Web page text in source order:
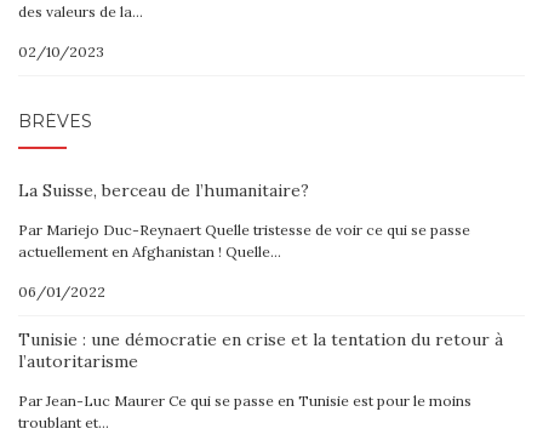
des valeurs de la…
02/10/2023
BRÈVES
La Suisse, berceau de l’humanitaire?
Par Mariejo Duc-Reynaert Quelle tristesse de voir ce qui se passe
actuellement en Afghanistan ! Quelle…
06/01/2022
Tunisie : une démocratie en crise et la tentation du retour à
l’autoritarisme
Par Jean-Luc Maurer Ce qui se passe en Tunisie est pour le moins
troublant et…